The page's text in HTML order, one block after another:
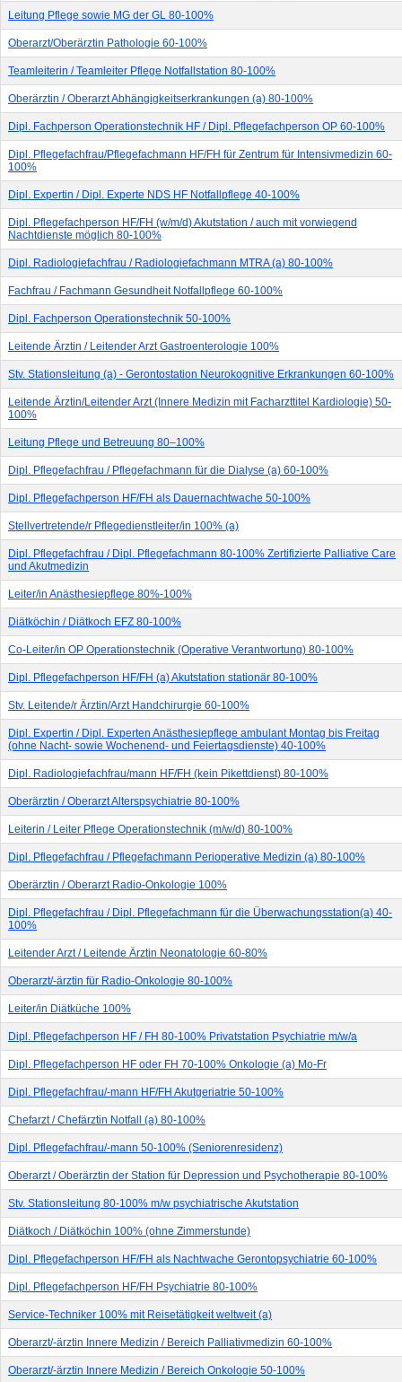
Leitung Pflege sowie MG der GL 80-100%
Oberarzt/Oberärztin Pathologie 60-100%
Teamleiterin / Teamleiter Pflege Notfallstation 80-100%
Oberärztin / Oberarzt Abhängigkeitserkrankungen (a) 80-100%
Dipl. Fachperson Operationstechnik HF / Dipl. Pflegefachperson OP 60-100%
Dipl. Pflegefachfrau/Pflegefachmann HF/FH für Zentrum für Intensivmedizin 60-
100%
Dipl. Expertin / Dipl. Experte NDS HF Notfallpflege 40-100%
Dipl. Pflegefachperson HF/FH (w/m/d) Akutstation / auch mit vorwiegend
Nachtdienste möglich 80-100%
Dipl. Radiologiefachfrau / Radiologiefachmann MTRA (a) 80-100%
Fachfrau / Fachmann Gesundheit Notfallpflege 60-100%
Dipl. Fachperson Operationstechnik 50-100%
Leitende Ärztin / Leitender Arzt Gastroenterologie 100%
Stv. Stationsleitung (a) - Gerontostation Neurokognitive Erkrankungen 60-100%
Leitende Ärztin/Leitender Arzt (Innere Medizin mit Facharzttitel Kardiologie) 50-
100%
Leitung Pflege und Betreuung 80–100%
Dipl. Pflegefachfrau / Pflegefachmann für die Dialyse (a) 60-100%
Dipl. Pflegefachperson HF/FH als Dauernachtwache 50-100%
Stell­ver­tre­ten­de/r Pfle­ge­dienst­lei­ter/in 100% (a)
Dipl. Pflegefachfrau / Dipl. Pflegefachmann 80-100% Zertifizierte Palliative Care
und Akutmedizin
Leiter/in Anästhesiepflege 80%-100%
Diätköchin / Diätkoch EFZ 80-100%
Co-Leiter/in OP Operationstechnik (Operative Verantwortung) 80-100%
Dipl. Pflegefachperson HF/FH (a) Akutstation stationär 80-100%
Stv. Leitende/r Ärztin/Arzt Handchirurgie 60-100%
Dipl. Expertin / Dipl. Experten Anästhesiepflege ambulant Montag bis Freitag
(ohne Nacht- sowie Wochenend- und Feiertagsdienste) 40-100%
Dipl. Radiologiefachfrau/mann HF/FH (kein Pikettdienst) 80-100%
Oberärztin / Oberarzt Alterspsychiatrie 80-100%
Leiterin / Leiter Pflege Operationstechnik (m/w/d) 80-100%
Dipl. Pflegefachfrau / Pflegefachmann Perioperative Medizin (a) 80-100%
Oberärztin / Oberarzt Radio-Onkologie 100%
Dipl. Pflegefachfrau / Dipl. Pflegefachmann für die Überwachungsstation(a) 40-
100%
Leitender Arzt / Leitende Ärztin Neonatologie 60-80%
Oberarzt/-ärztin für Radio-Onkologie 80-100%
Leiter/in Diätküche 100%
Dipl. Pflegefachperson HF / FH 80-100% Privatstation Psychiatrie m/w/a
Dipl. Pflegefachperson HF oder FH 70-100% Onkologie (a) Mo-Fr
Dipl. Pflegefachfrau/-mann HF/FH Akutgeriatrie 50-100%
Chefarzt / Chefärztin Notfall (a) 80-100%
Dipl. Pflegefachfrau/-mann 50-100% (Seniorenresidenz)
Oberarzt / Oberärztin der Station für Depression und Psychotherapie 80-100%
Stv. Stationsleitung 80-100% m/w psychiatrische Akutstation
Diätkoch / Diätköchin 100% (ohne Zimmerstunde)
Dipl. Pflegefachperson HF/FH als Nachtwache Gerontopsychiatrie 60-100%
Dipl. Pflegefachperson HF/FH Psychiatrie 80-100%
Service-Techniker 100% mit Reisetätigkeit weltweit (a)
Oberarzt/-ärztin Innere Medizin / Bereich Palliativmedizin 60-100%
Oberarzt/-ärztin Innere Medizin / Bereich Onkologie 50-100%